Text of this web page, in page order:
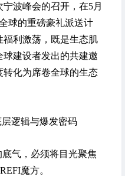
波峰会的召开，在5月
球的重磅豪礼派送计
利激荡，既是生态肌
建设者发出的共建邀
化为席卷全球的生态
逻辑与爆发密码
气，必须将目光聚焦
魔方。